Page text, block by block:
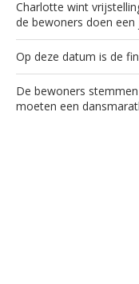
Charlotte wint
de bewoners doen
Op deze datum is de
De bewoners
moeten een